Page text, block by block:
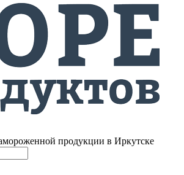
продукции в Иркутске